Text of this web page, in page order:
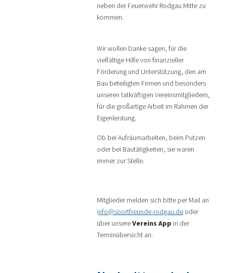
neben der Feuerwehr Rodgau Mitte zu
kommen.
Wir wollen Danke sagen, für die
vielfältige Hilfe von finanzieller
Förderung und Unterstützung, den am
Bau beteiligten Firmen und besonders
unseren tatkräftigen Vereinsmitgliedern,
für die großartige Arbeit im Rahmen der
Eigenleistung.
Ob bei Aufräumarbeiten, beim Putzen
oder bei Bautätigkeiten, sie waren
immer zur Stelle.
Mitglieder melden sich bitte per Mail an
info@sportfreunde-rodgau.de oder
über unsereVereins App in der
Terminübersicht an.